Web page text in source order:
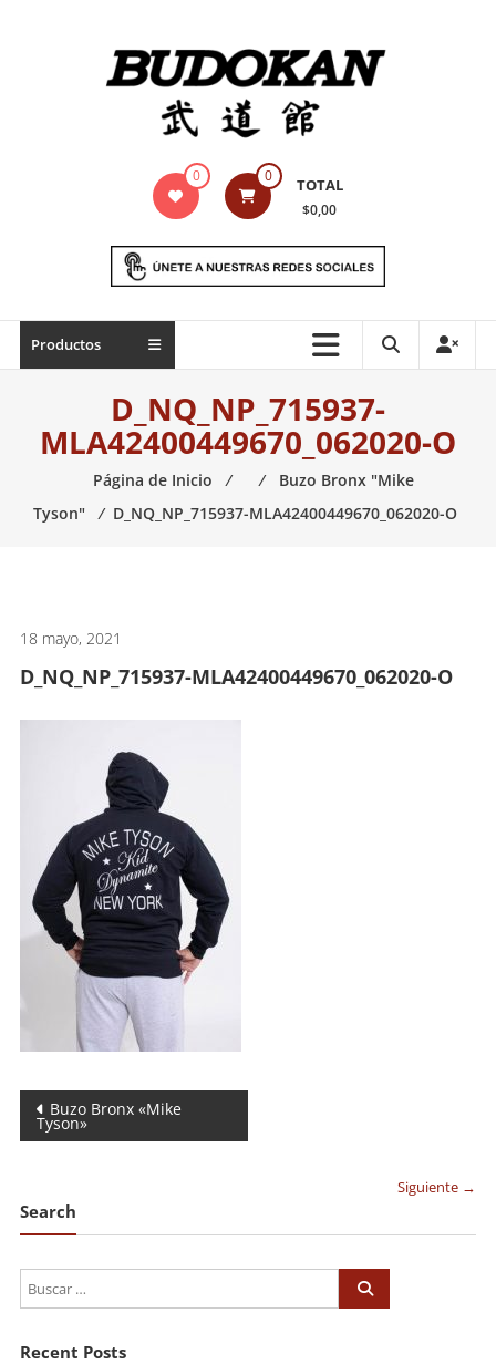
Indumentaria
marciales
Todo
necesario
práctica
artes
0 0 TOTAL
$0,00
Productos
D_NQ_NP_715937-
MLA42400449670_062020-O
Página de Inicio ⁄ ⁄
Buzo Bronx "Mike
Tyson"
⁄ D_NQ_NP_715937-MLA42400449670_062020-O
18 mayo, 2021
D_NQ_NP_715937-MLA42400449670_062020-O
Navegación
de
entradas
Buzo Bronx «Mike
Tyson»
Siguiente →
Search
Recent Posts